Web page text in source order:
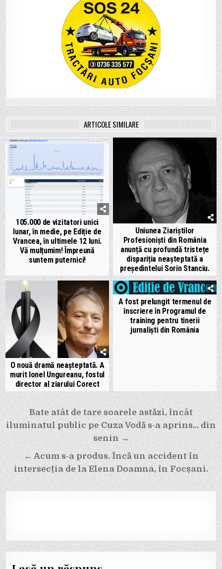
ARTICOLE SIMILARE
105.000 de vizitatori unici
lunar, în medie, pe Ediție de
Vrancea, în ultimele 12 luni.
Vă mulțumim! Împreună
suntem puternici!
Uniunea Ziariștilor
Profesioniști din România
anunță cu profundă tristețe
dispariția neașteptată a
președintelui Sorin Stanciu.
O nouă dramă neașteptată. A
murit Ionel Ungureanu, fostul
director al ziarului Corect
A fost prelungit termenul de
înscriere în Programul de
training pentru tinerii
jurnaliști din România
Navigare
în
articole
Bate atât de tare soarele astăzi, încât
iluminatul public pe Cuza Vodă s-a aprins… din
senin →
← Acum s-a produs. Încă un accident în
intersecția de la Elena Doamna, în Focșani.